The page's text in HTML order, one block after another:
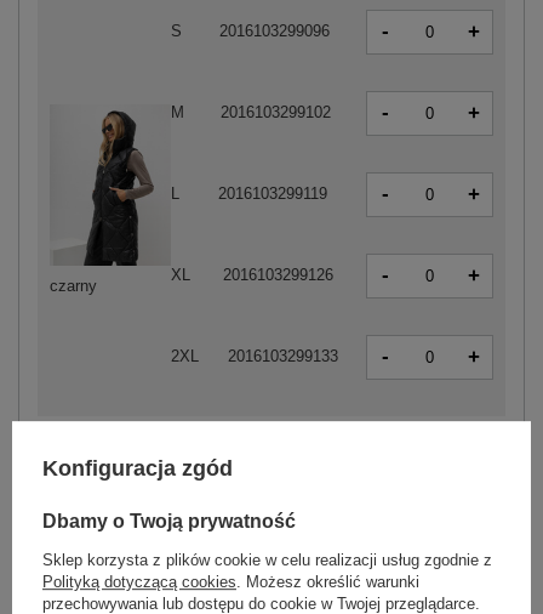
czarny
S 2016103299096 - +
M 2016103299102 - +
L 2016103299119 - +
XL 2016103299126 - +
2XL 2016103299133 - +
ZALOGUJ SIĘ I ZOBACZ CENĘ
Masz pytanie? Chętnie pomożemy.
Zadzwoń+48 601 547 740 Zadaj pytanie
Konfiguracja zgód
Dbamy o Twoją prywatność
Sklep korzysta z plików cookie w celu realizacji usług zgodnie z
Polityką dotyczącą cookies . Możesz określić warunki
przechowywania lub dostępu do cookie w Twojej przeglądarce.